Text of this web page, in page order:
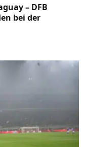
– DFB
bei der